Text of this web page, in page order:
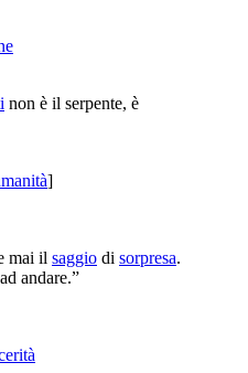
non è il serpente, è
]
mai il saggio di sorpresa.
andare.”